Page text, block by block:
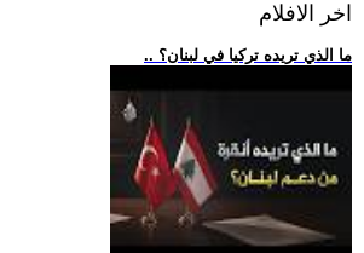
اخر الافلام
.. ما الذي تريده تركيا في لبنان؟